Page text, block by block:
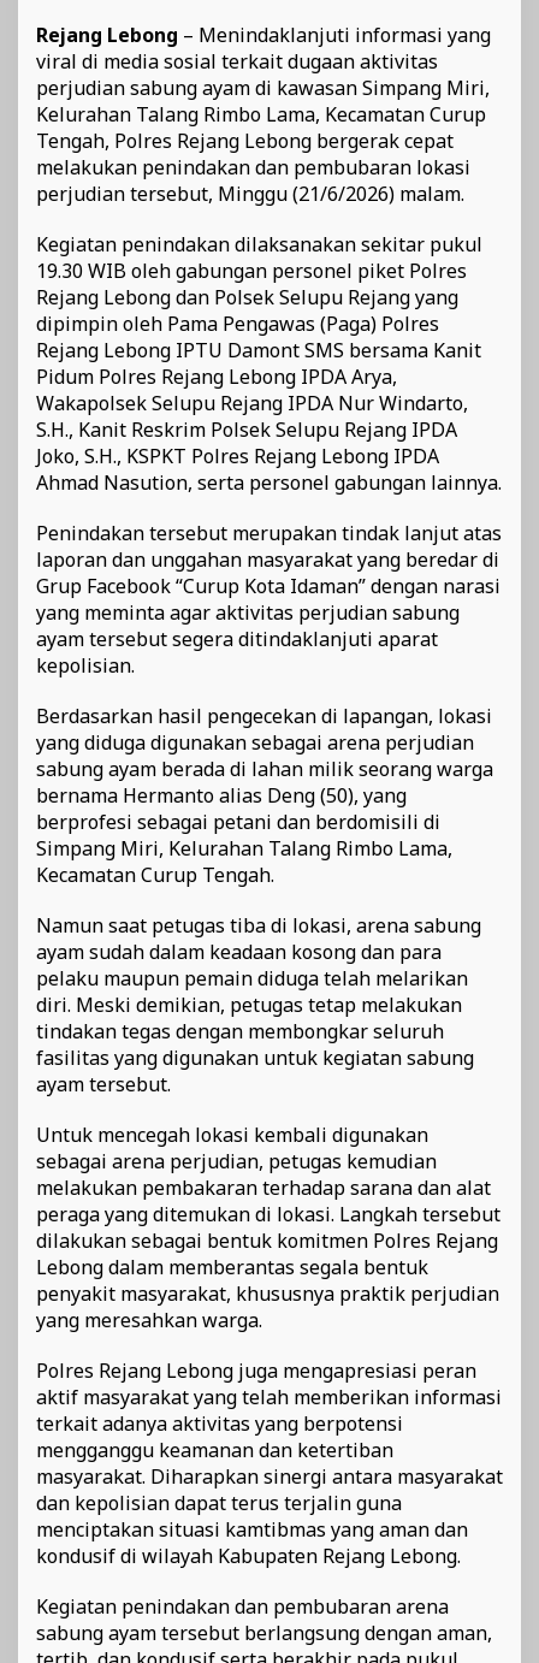
Rejang Lebong – Menindaklanjuti informasi yang
viral di media sosial terkait dugaan aktivitas
perjudian sabung ayam di kawasan Simpang Miri,
Kelurahan Talang Rimbo Lama, Kecamatan Curup
Tengah, Polres Rejang Lebong bergerak cepat
melakukan penindakan dan pembubaran lokasi
perjudian tersebut, Minggu (21/6/2026) malam.
Kegiatan penindakan dilaksanakan sekitar pukul
19.30 WIB oleh gabungan personel piket Polres
Rejang Lebong dan Polsek Selupu Rejang yang
dipimpin oleh Pama Pengawas (Paga) Polres
Rejang Lebong IPTU Damont SMS bersama Kanit
Pidum Polres Rejang Lebong IPDA Arya,
Wakapolsek Selupu Rejang IPDA Nur Windarto,
S.H., Kanit Reskrim Polsek Selupu Rejang IPDA
Joko, S.H., KSPKT Polres Rejang Lebong IPDA
Ahmad Nasution, serta personel gabungan lainnya.
Penindakan tersebut merupakan tindak lanjut atas
laporan dan unggahan masyarakat yang beredar di
Grup Facebook “Curup Kota Idaman” dengan narasi
yang meminta agar aktivitas perjudian sabung
ayam tersebut segera ditindaklanjuti aparat
kepolisian.
Berdasarkan hasil pengecekan di lapangan, lokasi
yang diduga digunakan sebagai arena perjudian
sabung ayam berada di lahan milik seorang warga
bernama Hermanto alias Deng (50), yang
berprofesi sebagai petani dan berdomisili di
Simpang Miri, Kelurahan Talang Rimbo Lama,
Kecamatan Curup Tengah.
Namun saat petugas tiba di lokasi, arena sabung
ayam sudah dalam keadaan kosong dan para
pelaku maupun pemain diduga telah melarikan
diri. Meski demikian, petugas tetap melakukan
tindakan tegas dengan membongkar seluruh
fasilitas yang digunakan untuk kegiatan sabung
ayam tersebut.
Untuk mencegah lokasi kembali digunakan
sebagai arena perjudian, petugas kemudian
melakukan pembakaran terhadap sarana dan alat
peraga yang ditemukan di lokasi. Langkah tersebut
dilakukan sebagai bentuk komitmen Polres Rejang
Lebong dalam memberantas segala bentuk
penyakit masyarakat, khususnya praktik perjudian
yang meresahkan warga.
Polres Rejang Lebong juga mengapresiasi peran
aktif masyarakat yang telah memberikan informasi
terkait adanya aktivitas yang berpotensi
mengganggu keamanan dan ketertiban
masyarakat. Diharapkan sinergi antara masyarakat
dan kepolisian dapat terus terjalin guna
menciptakan situasi kamtibmas yang aman dan
kondusif di wilayah Kabupaten Rejang Lebong.
Kegiatan penindakan dan pembubaran arena
sabung ayam tersebut berlangsung dengan aman,